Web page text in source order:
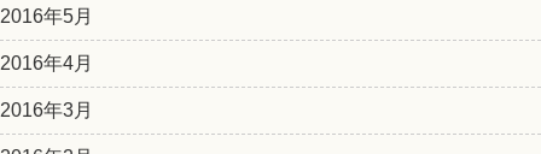
2016年5月
2016年4月
2016年3月